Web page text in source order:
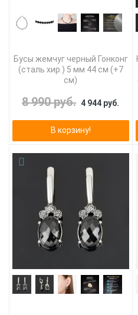
Бусы жемчуг черный Гонконг
(сталь хир.) 5 мм 44 см (+7
см)
8 990 руб. 4 944 руб.
В корзину!